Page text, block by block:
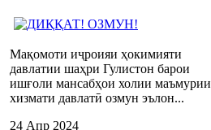
Мақомоти иҷроияи ҳокимияти
давлатии шаҳри Гулистон барои
ишғоли мансабҳои холии маъмурии
хизмати давлатӣ озмун эълон...
24 Апр 2024